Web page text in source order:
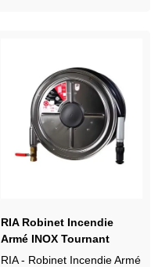
RIA Robinet Incendie
Armé INOX Tournant
Pivotant
RIA - Robinet Incendie Armé